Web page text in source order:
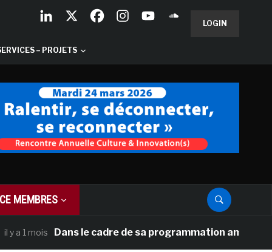
LOGIN
– PROJETS
MEMBRES
Dans le cadre de sa programmation américaine,